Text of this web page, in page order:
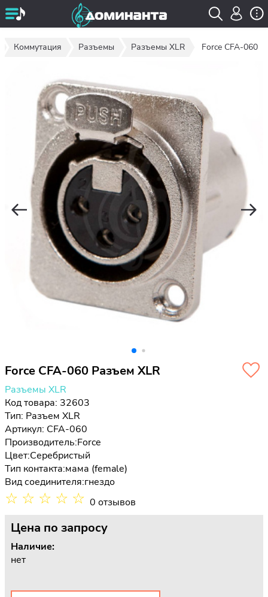
Коммутация Разъемы Разъемы XLR Force CFA-060
Force CFA-060 Разъем XLR
Разъемы XLR
Код товара: 32603
Тип: Разъем XLR
Артикул: CFA-060
Производитель:Force
Цвет:Серебристый
Тип контакта:мама (female)
Вид соединителя:гнездо
☆ ☆ ☆ ☆ ☆ 0 отзывов
Цена по запросу
Наличие:
нет